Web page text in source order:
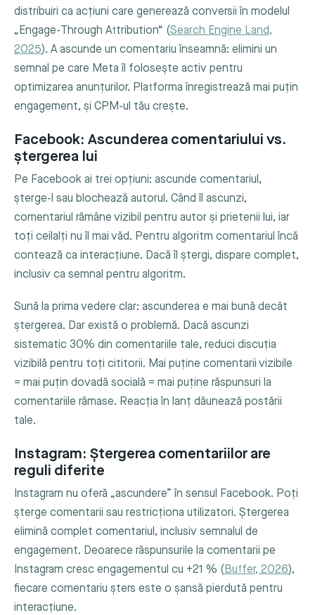
distribuiri ca acțiuni care generează conversii în modelul
„Engage-Through Attribution“ (Search Engine Land,
2025). A ascunde un comentariu înseamnă: elimini un
semnal pe care Meta îl folosește activ pentru
optimizarea anunțurilor. Platforma înregistrează mai puțin
engagement, și CPM-ul tău crește.
Facebook: Ascunderea comentariului vs.
ștergerea lui
Pe Facebook ai trei opțiuni: ascunde comentariul,
șterge-l sau blochează autorul. Când îl ascunzi,
comentariul rămâne vizibil pentru autor și prietenii lui, iar
toți ceilalți nu îl mai văd. Pentru algoritm comentariul încă
contează ca interacțiune. Dacă îl ștergi, dispare complet,
inclusiv ca semnal pentru algoritm.
Sună la prima vedere clar: ascunderea e mai bună decât
ștergerea. Dar există o problemă. Dacă ascunzi
sistematic 30% din comentariile tale, reduci discuția
vizibilă pentru toți cititorii. Mai puține comentarii vizibile
= mai puțin dovadă socială = mai puține răspunsuri la
comentariile rămase. Reacția în lanț dăunează postării
tale.
Instagram: Ștergerea comentariilor are
reguli diferite
Instagram nu oferă „ascundere” în sensul Facebook. Poți
șterge comentarii sau restricționa utilizatori. Ștergerea
elimină complet comentariul, inclusiv semnalul de
engagement. Deoarece răspunsurile la comentarii pe
Instagram cresc engagementul cu +21 % (Buffer, 2026),
fiecare comentariu șters este o șansă pierdută pentru
interacțiune.